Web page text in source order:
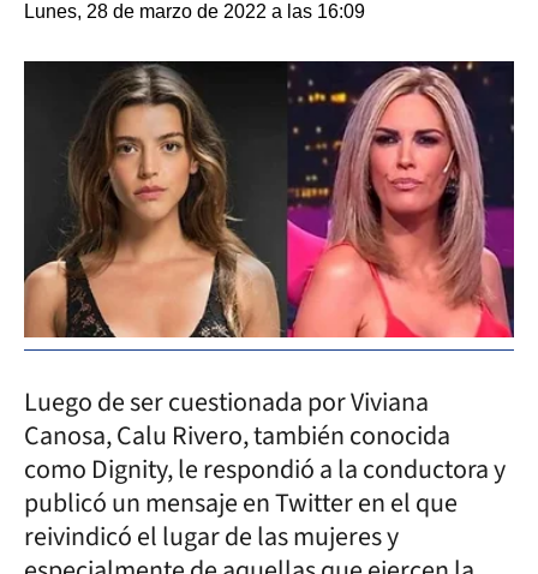
Lunes, 28 de marzo de 2022 a las 16:09
Luego de ser cuestionada por Viviana
Canosa, Calu Rivero, también conocida
como Dignity, le respondió a la conductora y
publicó un mensaje en Twitter en el que
reivindicó el lugar de las mujeres y